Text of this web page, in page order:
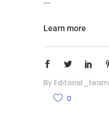
Learn more
By Editorial_team
0